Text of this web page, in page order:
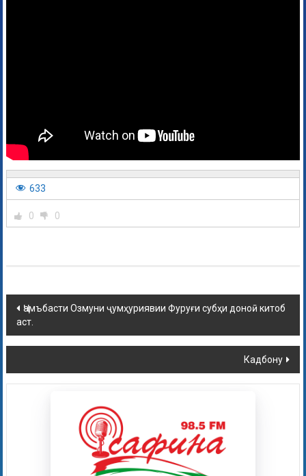
633
0 0
Ҷамъбасти Озмуни ҷумҳуриявии Фуруғи субҳи доноӣ китоб
аст.
Кадбону